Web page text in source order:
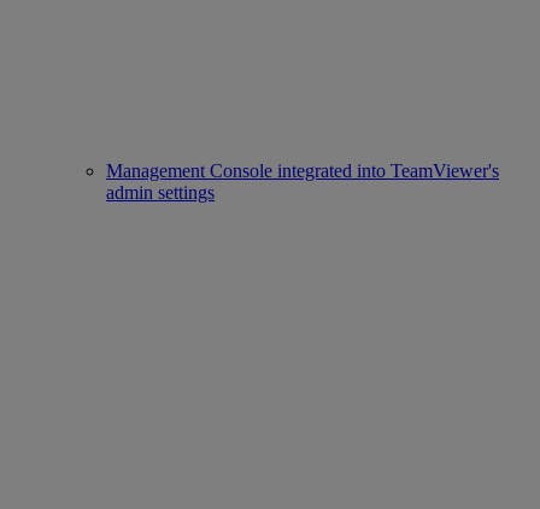
Management Console integrated into TeamViewer's
admin settings